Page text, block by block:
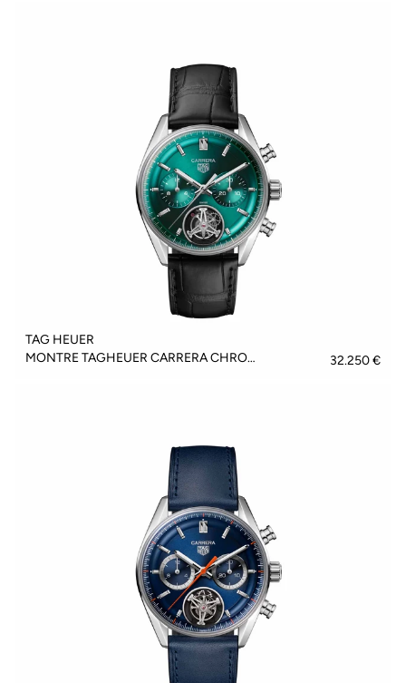
TAG HEUER
MONTRE TAGHEUER CARRERA CHRONOGRAPH TOURBILLON - CBS5011.FC6566
32.250 €